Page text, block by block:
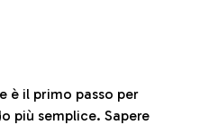
è il primo passo per
più semplice. Sapere